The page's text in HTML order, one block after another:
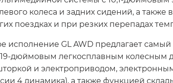
колеса и задних сидений, а
поездках и при резких перепадах
исполнение GL AWD предлагает
19-дюймовым легкосплавным колесным
и электроприводом,
4 динамика), а также функцией